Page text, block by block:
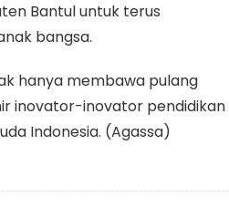
Bantul untuk terus
bangsa.
hanya membawa pulang
inovator-inovator pendidikan
Indonesia. (Agassa)